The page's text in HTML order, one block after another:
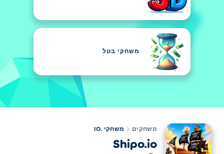
משחקי בטל
משחקים משחקי .IO
Shipo.io